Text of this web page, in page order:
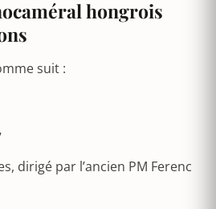
hongrois
suit :
dirigé par l’ancien PM Ferenc